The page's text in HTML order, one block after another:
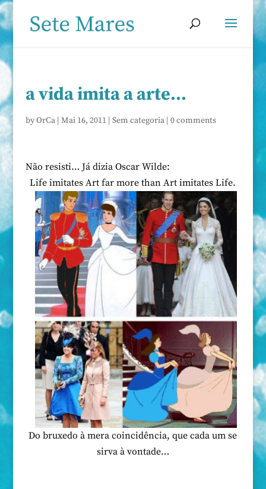
a vida imita a arte…
byOrCa| Mai 16, 2011 | Sem categoria| 0 comments
Não resisti… Já dizia Oscar Wilde:
Life imitates Art far more than Art imitates Life.
Do bruxedo à mera coincidência, que cada um se
sirva à vontade…